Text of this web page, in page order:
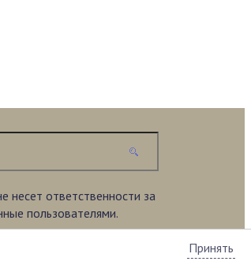
несет ответственности за
пользователями.
исключительно в
Принять